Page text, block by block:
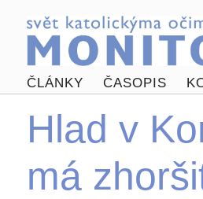
ČLÁNKY ČASOPIS
Hlad v
má